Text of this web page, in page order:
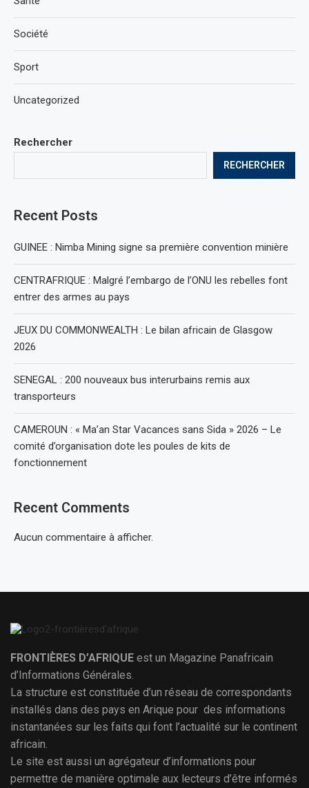
Rechercher
RECHERCHER
Recent Posts
GUINEE : Nimba Mining signe sa première convention minière
CENTRAFRIQUE : Malgré l’embargo de l’ONU les rebelles font
entrer des armes au pays
JEUX DU COMMONWEALTH : Le bilan africain de Glasgow
2026
SENEGAL : 200 nouveaux bus interurbains remis aux
transporteurs
CAMEROUN : « Ma’an Star Vacances sans Sida » 2026 – Le
comité d’organisation dote les poules de kits de
fonctionnement
Recent Comments
Aucun commentaire à afficher.
Société
Sport
Uncategorized
FRONTIÈRES D’AFRIQUE est un Magazine Panafricain
d’Informations Générales.
La structure est constituée d’un réseau de correspondants
installés dans des pays en Arique pour des informations
instantanées sur les faits qui font l’actualité sur le continent
africain.
Le site est aussi un agrégateur d’informations pour
permettre de manière optimale aux lecteurs d’être informés